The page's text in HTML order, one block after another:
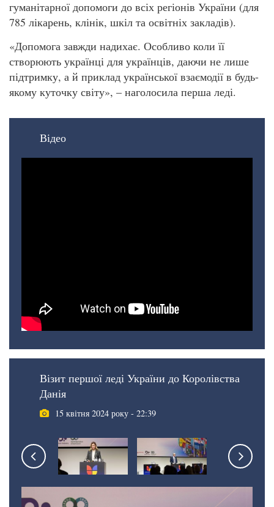
гуманітарної допомоги до всіх регіонів України (для
785 лікарень, клінік, шкіл та освітніх закладів).
«Допомога завжди надихає. Особливо коли її
створюють українці для українців, даючи не лише
підтримку, а й приклад української взаємодії в будь-
якому куточку світу», – наголосила перша леді.
Відео
Візит першої леді України до Королівства
Данія
15 квітня 2024 року - 22:39